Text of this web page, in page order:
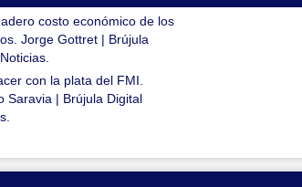
costo económico de los
Jorge Gottret | Brújula
con la plata del FMI.
Saravia | Brújula Digital